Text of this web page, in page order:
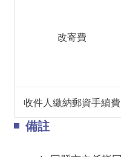
改寄費
收件人繳納郵資手續費
備註